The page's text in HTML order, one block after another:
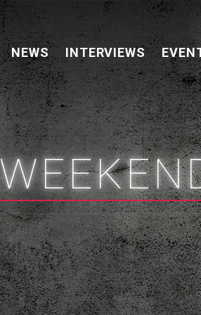
NEWS INTERVIEWS